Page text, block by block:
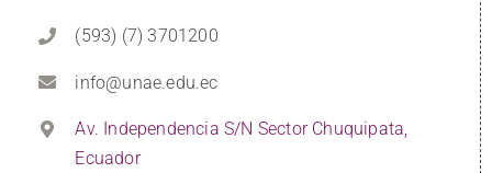
(593) (7) 3701200
info@unae.edu.ec
Av. Independencia S/N Sector Chuquipata,
Ecuador